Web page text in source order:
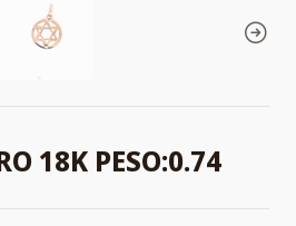
18K PESO:0.74